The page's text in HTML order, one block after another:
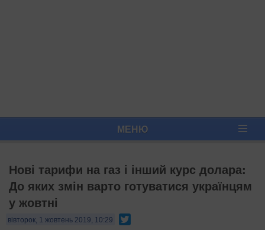
МЕНЮ
Нові тарифи на газ і інший курс долара:
До яких змін варто готуватися українцям
у жовтні
вівторок, 1 жовтень 2019, 10:29